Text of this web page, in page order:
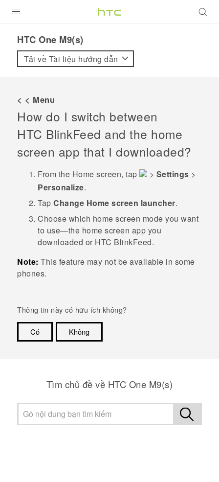
VIVE
VIVERSE
ỨNG DỤNG
HỖ TRỢ
HTC One M9(s)‎
Tải về Tài liệu hướng dẫn
< < Menu
How do I switch between
HTC BlinkFeed and the home
screen app that I downloaded?
From the Home screen, tap > Settings >
Personalize.
Tap Change Home screen launcher.
Choose which home screen mode you want
to use—the home screen app you
downloaded or HTC BlinkFeed.
Note: This feature may not be available in some
phones.
Thông tin này có hữu ích không?
Có
Không
Tìm chủ đề về HTC One M9(s)